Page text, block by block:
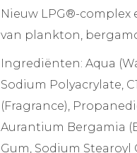
Nieuw LPG®-complex
van plankton,
Ingrediënten: Aqua
Sodium Polyacrylate,
(Fragrance),
Aurantium Bergamia
Gum, Sodium